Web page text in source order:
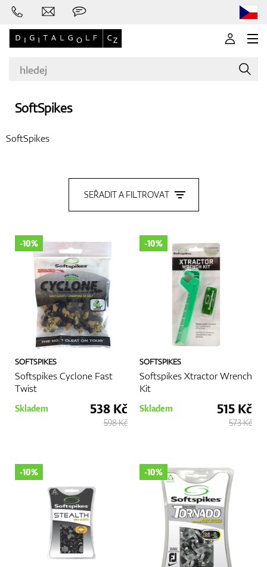
Oblečení
Míčky
Bagy
SoftSpikes
SoftSpikes
SEŘADIT A FILTROVAT
SOFTSPIKES
Softspikes Cyclone Fast
Twist
-10%
Skladem 538 Kč
598 Kč
SOFTSPIKES
Softspikes Xtractor Wrench
Kit
-10%
Skladem 515 Kč
573 Kč
-10% -10%